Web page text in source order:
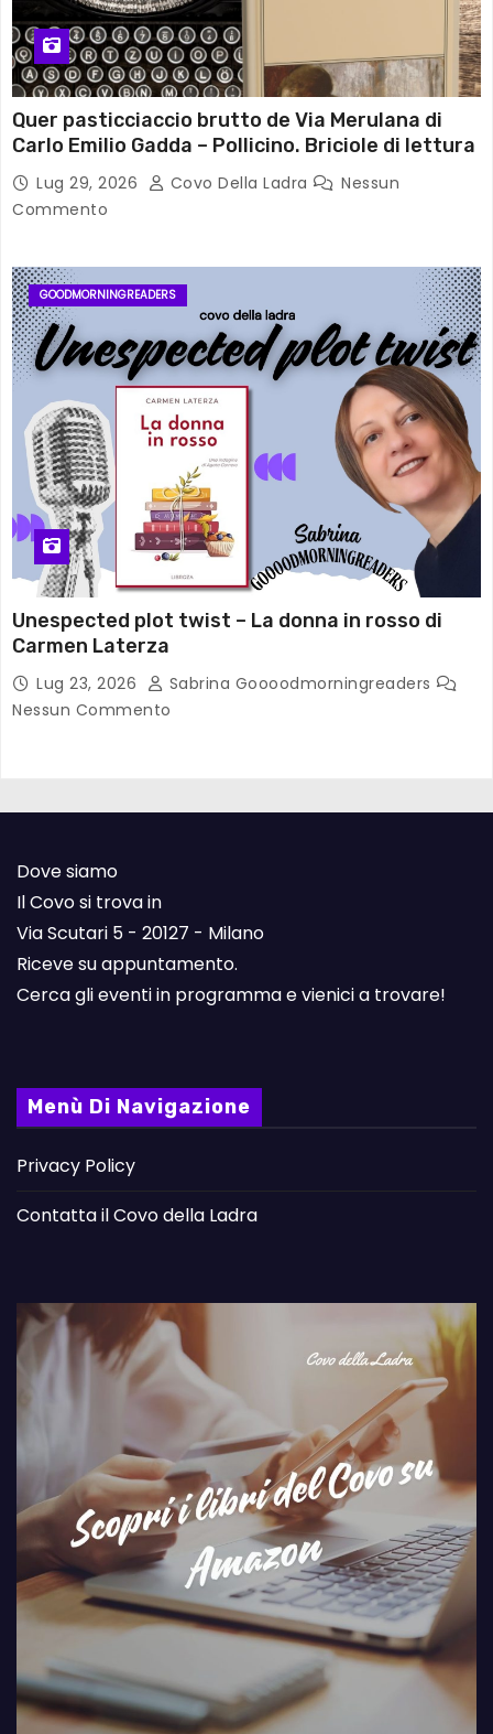
Quer pasticciaccio brutto de Via Merulana di
Carlo Emilio Gadda – Pollicino. Briciole di lettura
Lug 29, 2026 Covo Della Ladra
Nessun
Commento
GOODMORNINGREADERS
Unespected plot twist – La donna in rosso di
Carmen Laterza
Lug 23, 2026
Sabrina Goooodmorningreaders
Nessun Commento
Dove siamo
Il Covo si trova in
Via Scutari 5 - 20127 - Milano
Riceve su appuntamento.
Cerca gli eventi in programma e vienici a trovare!
Menù Di Navigazione
Privacy Policy
Contatta il Covo della Ladra